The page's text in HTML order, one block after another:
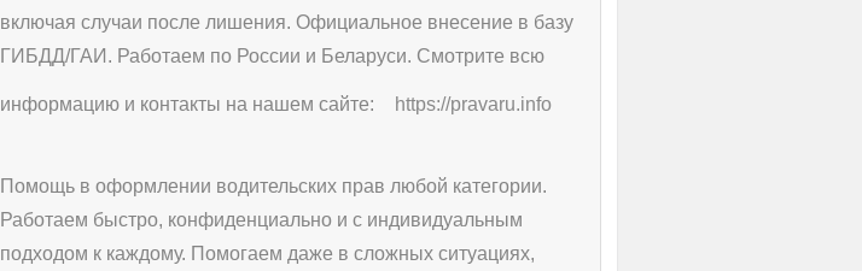
включая случаи после лишения. Официальное внесение в базу
ГИБДД/ГАИ. Работаем по России и Беларуси. Смотрите всю
информацию и контакты на нашем сайте: https://pravaru.info
Помощь в оформлении водительских прав любой категории.
Работаем быстро, конфиденциально и с индивидуальным
подходом к каждому. Помогаем даже в сложных ситуациях,